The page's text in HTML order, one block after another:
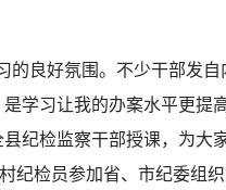
良好氛围。不少干部发自
学习让我的办案水平更提
纪检监察干部授课，为大
纪检员参加省、市纪委组